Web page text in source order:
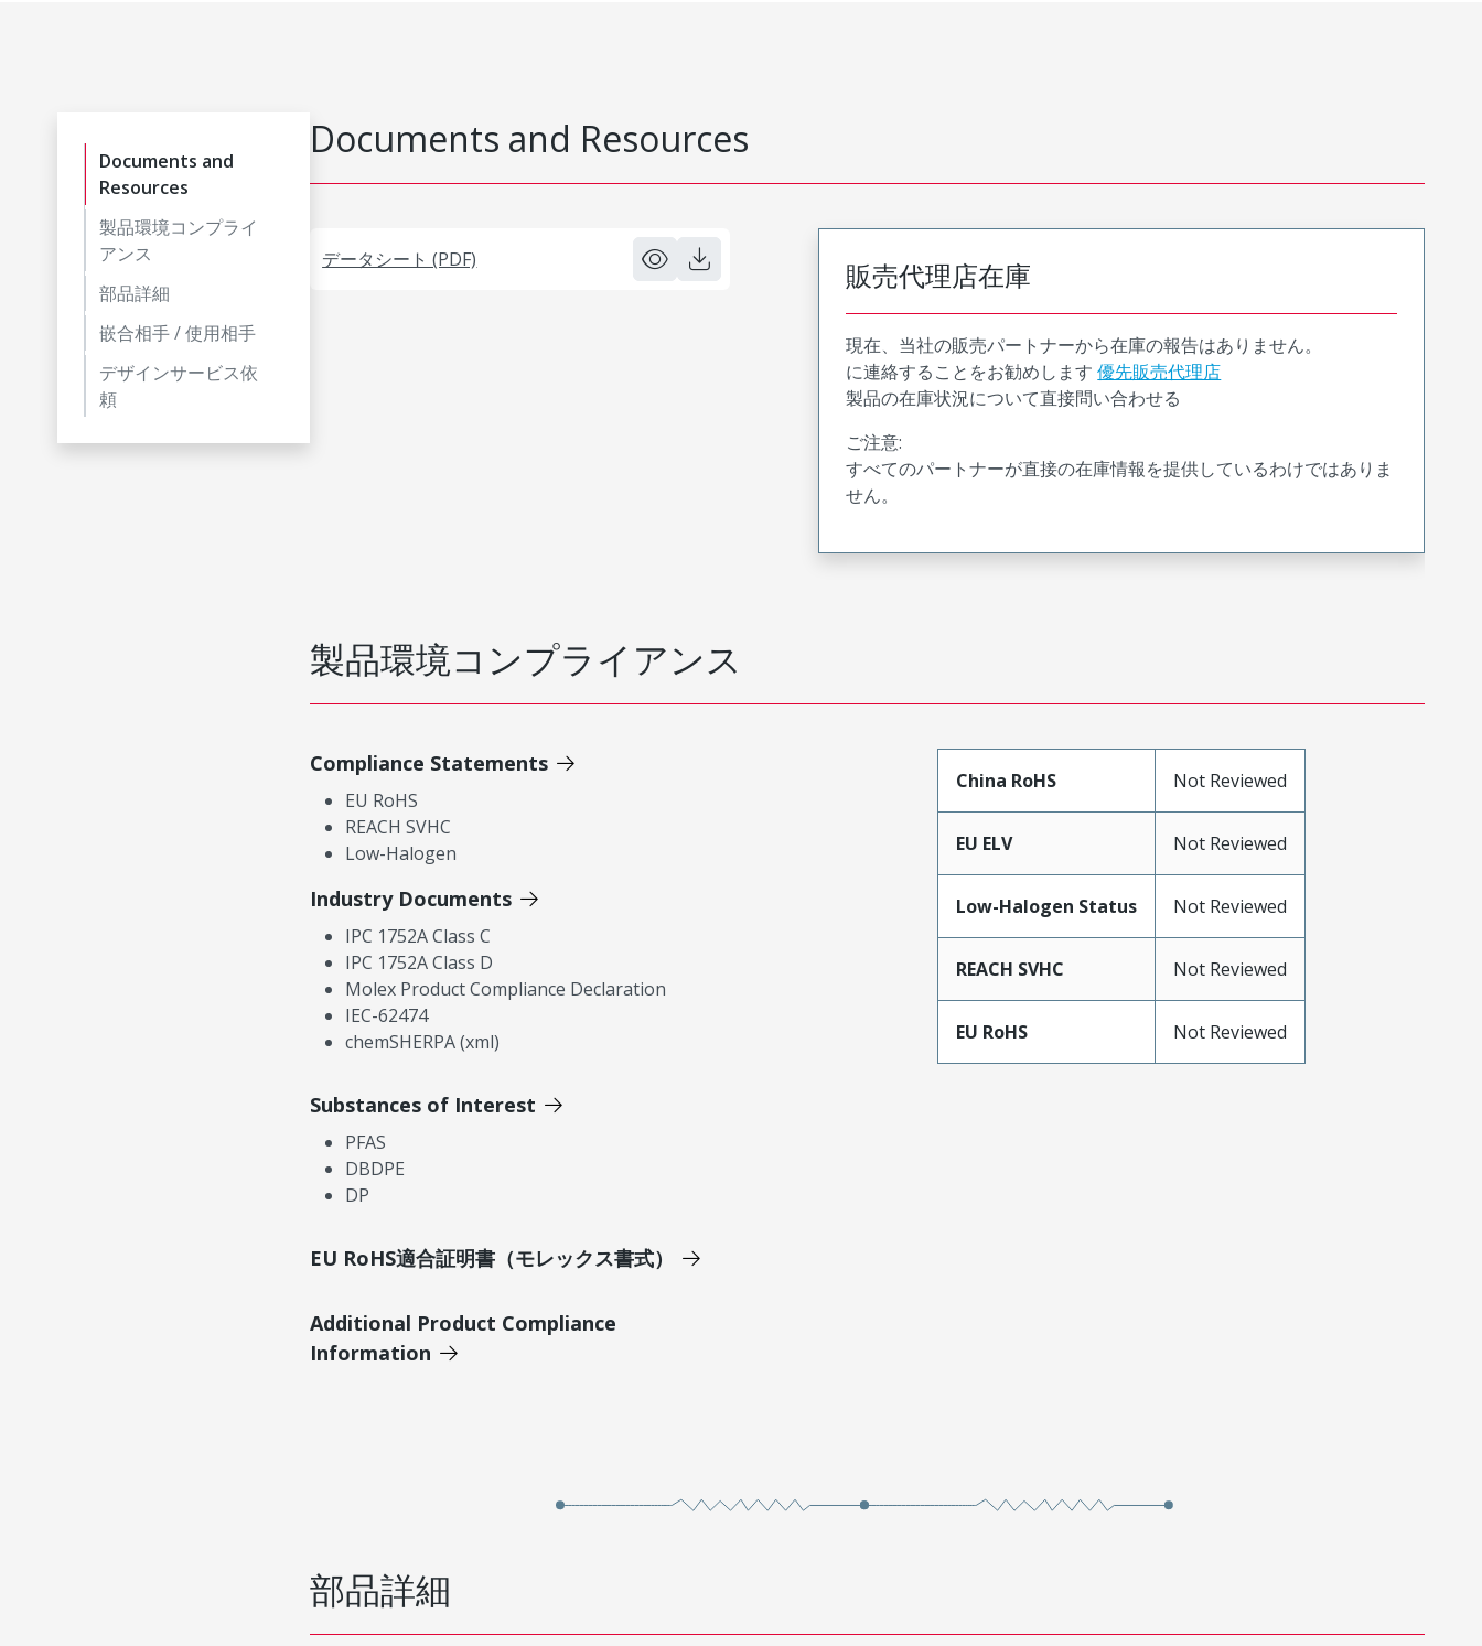
Documents and
Resources
製品環境コンプライ
アンス
部品詳細
嵌合相手 / 使用相手
デザインサービス依
頼
Documents and Resources
データシート (PDF) 販売代理店在庫
現在、当社の販売パートナーから在庫の報告はありません。
に連絡することをお勧めします 優先販売代理店
製品の在庫状況について直接問い合わせる
ご注意:
すべてのパートナーが直接の在庫情報を提供しているわけではありま
せん。
製品環境コンプライアンス
Compliance Statements
EU RoHS
REACH SVHC
Low-Halogen
Industry Documents
IPC 1752A Class C
IPC 1752A Class D
Molex Product Compliance Declaration
IEC-62474
chemSHERPA (xml)
Substances of Interest
PFAS
DBDPE
DP
EU RoHS適合証明書（モレックス書式）
Additional Product Compliance
Information
China RoHS Not Reviewed
EU ELV Not Reviewed
Low-Halogen Status Not Reviewed
REACH SVHC Not Reviewed
EU RoHS Not Reviewed
部品詳細